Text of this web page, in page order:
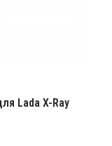
Lada X-Ray